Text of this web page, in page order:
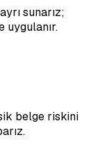
sunarız;
uygulanır.
belge riskini